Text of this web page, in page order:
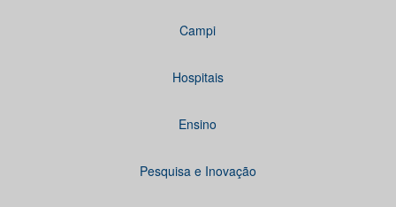
Campi
Hospitais
Ensino
Pesquisa e Inovação